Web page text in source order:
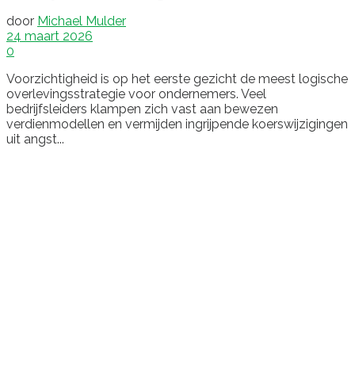
door Michael Mulder
24 maart 2026
0
Voorzichtigheid is op het eerste gezicht de meest logische
overlevingsstrategie voor ondernemers. Veel
bedrijfsleiders klampen zich vast aan bewezen
verdienmodellen en vermijden ingrijpende koerswijzigingen
uit angst...